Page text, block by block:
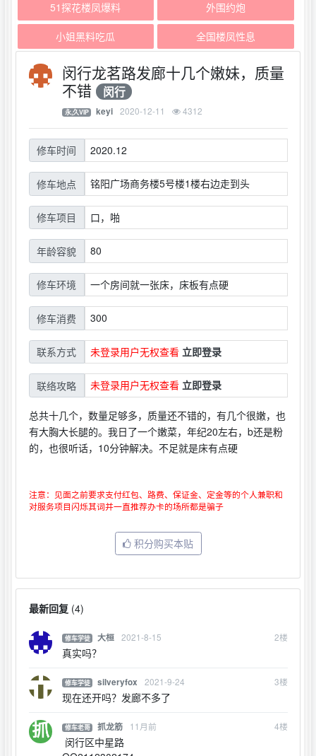
51探花楼凤爆料 外围约炮
小姐黑料吃瓜 全国楼凤性息
闵行龙茗路发廊十几个嫩妹，质量
不错 闵行
永,久VIP keyi 2020-12-11 4312
修车时间 2020.12
修车地点 铭阳广场商务楼5号楼1楼右边走到头
修车项目 口，啪
年龄容貌 80
修车环境 一个房间就一张床，床板有点硬
修车消费 300
联系方式 未登录用户无权查看 立即登录
联络攻略 未登录用户无权查看 立即登录
总共十几个，数量足够多，质量还不错的，有几个很嫩，也
有大胸大长腿的。我日了一个嫩菜，年纪20左右，b还是粉
的，也很听话，10分钟解决。不足就是床有点硬
注意：见面之前要求支付红包、路费、保证金、定金等的个人兼职和
对服务项目闪烁其词并一直推荐办卡的场所都是骗子
积分购买本贴
最新回复(4)
修车学徒 大桓 2021-8-15 2楼
真实吗？
修车学徒 silveryfox 2021-9-24 3楼
现在还开吗？发廊不多了
修车老哥 抓龙筋 11月前 4楼
闵行区中星路